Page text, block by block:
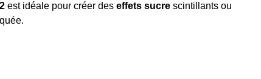
est idéale pour créer des effets sucrescintillants ou